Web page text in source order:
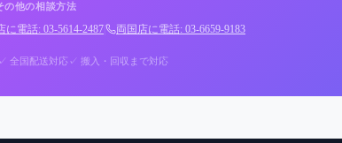
の他の相談方法
に電話: 03-5614-2487 両国店に電話: 03-6659-9183
✓ 全国配送対応✓ 搬入・回収まで対応